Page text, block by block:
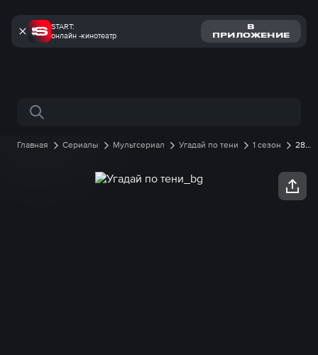
START:
онлайн -кинотеатр
В
ПРИЛОЖЕНИЕ
Поиск по сайту
Главная Сериалы Мультсериал Угадай по тени 1 сезон
28